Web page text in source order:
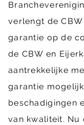
verlengt de
garantie op de
de CBW en
aantrekkelijke
garantie
beschadigingen
van kwaliteit. Nu